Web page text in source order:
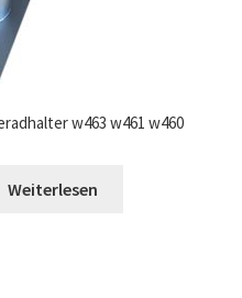
w463 w461 w460
Weiterlesen